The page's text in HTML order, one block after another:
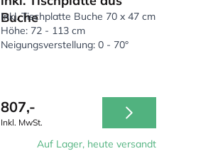
Buche
Inkl. Tischplatte Buche 70 x 47 cm
Höhe: 72 - 113 cm
Neigungsverstellung: 0 - 70°
807,-
Inkl. MwSt.
Auf Lager, heute versandt